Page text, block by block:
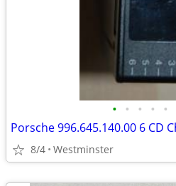
• • • • •
8/4 Westminster